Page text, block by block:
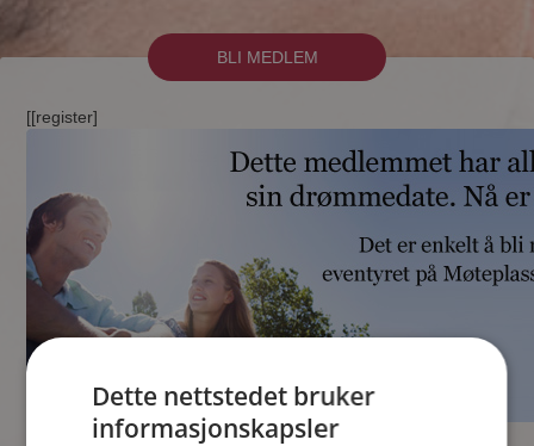
BLI MEDLEM
[[register]
Dette nettstedet bruker
informasjonskapsler